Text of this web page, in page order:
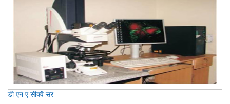
डी एन ए सीक्वें सर